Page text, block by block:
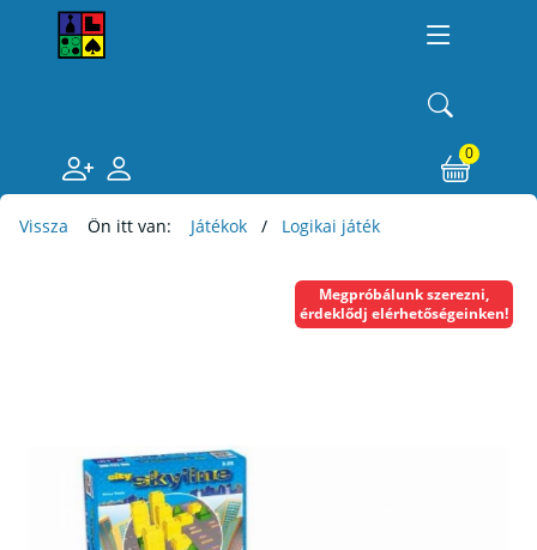
0
Vissza Ön itt van: Játékok Logikai játék
Megpróbálunk szerezni,
érdeklődj elérhetőségeinken!